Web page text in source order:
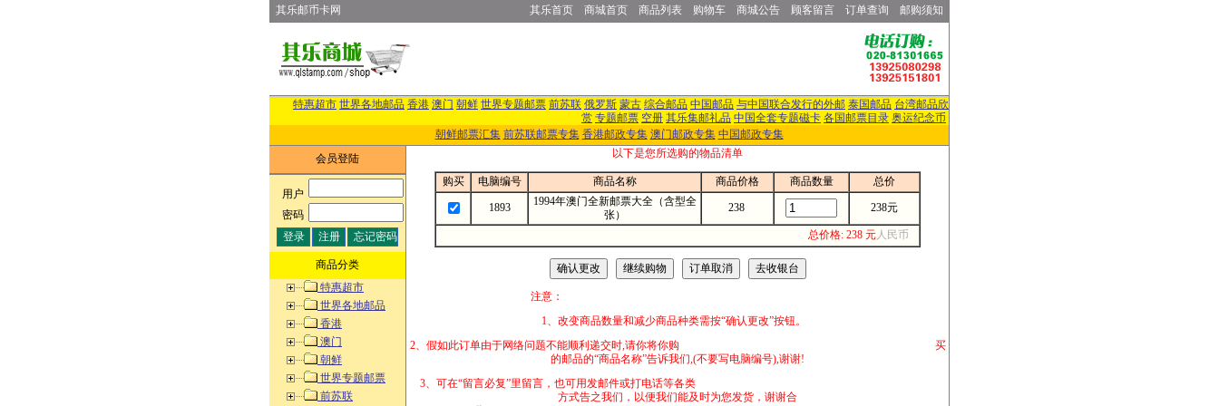
其乐邮币卡网 其乐首页 商城首页 商品列表 购物车 商城公告 顾客留言 订单查询 邮购须知
特惠超市 世界各地邮品 香港 澳门 朝鲜 世界专题邮票 前苏联 俄罗斯 蒙古 综合邮品 中国邮品 与中国联合发行的外邮 泰国邮品 台湾邮品欣
赏 专题邮票 空册 其乐集邮礼品 中国全套专题磁卡 各国邮票目录 奥运纪念币
朝鲜邮票汇集 前苏联邮票专集 香港邮政专集 澳门邮政专集 中国邮政专集
会员登陆
用户:
密码:
商品分类
特惠超市
世界各地邮品
香港
澳门
朝鲜
世界专题邮票
前苏联
以下是您所选购的物品清单
购买 电脑编号 商品名称 商品价格 商品数量 总价
1893
1994年澳门全新邮票大全（含型全
张）
238 238元
总价格: 238 元人民币
注意：
1、改变商品数量和减少商品种类需按“确认更改”按钮。
2、假如此订单由于网络问题不能顺利递交时,请你将你购 买
的邮品的“商品名称”告诉我们,(不要写电脑编号),谢谢!
3、可在“留言必复”里留言，也可用发邮件或打电话等各类
方式告之我们，以便我们能及时为您发货，谢谢合